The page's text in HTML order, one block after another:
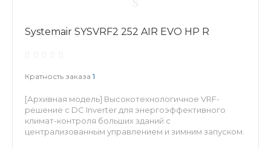
Systemair SYSVRF2 252 AIR EVO HP R
Кратность заказа 1
[Архивная модель] Высокотехнологичное VRF-
решение с DC Inverter для энергоэффективного
климат-контроля больших зданий с
централизованным управлением и зимним запуском.